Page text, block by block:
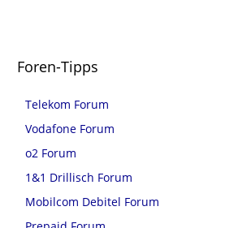
Foren-Tipps
Telekom Forum
Vodafone Forum
o2 Forum
1&1 Drillisch Forum
Mobilcom Debitel Forum